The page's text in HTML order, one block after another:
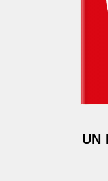
UN